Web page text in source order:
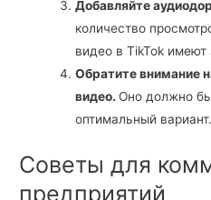
Добавляйте
количество
видео в TikTok
Обратите внимание
видео. Оно должно
оптимальный вариант.
Советы для
предприятий